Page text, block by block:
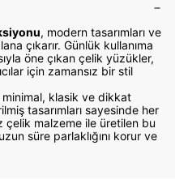
, modern tasarımları ve
çıkarır. Günlük kullanıma
öne çıkan çelik yüzükler,
için zamansız bir stil
klasik ve dikkat
tasarımları sayesinde her
çelik malzeme ile üretilen bu
süre parlaklığını korur ve